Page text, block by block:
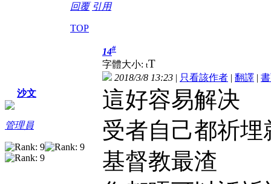
回覆 引用
TOP
沙文
管理員
14#
字體大小: tT
2018/3/8 13:23 | 只看該作者 | 翻譯 |
這好容易解决
受者自己都祈埋
基督教最渣